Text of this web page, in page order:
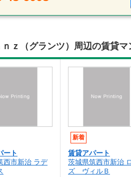
ｎｚ（グランツ）周辺の賃貸
ート
西市新治 ラデ
新着
賃貸アパート
茨城県筑西市新治
ズ ヴィルＢ